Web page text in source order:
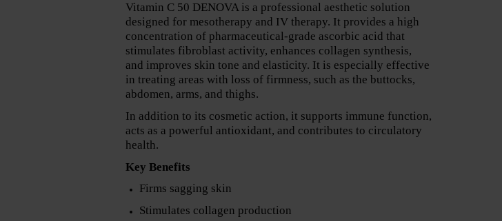
Vitamin C 50 DENOVA is a professional aesthetic solution
designed for mesotherapy and IV therapy. It provides a high
concentration of pharmaceutical-grade ascorbic acid that
stimulates fibroblast activity, enhances collagen synthesis,
and improves skin tone and elasticity. It is especially effective
in treating areas with loss of firmness, such as the buttocks,
abdomen, arms, and thighs.
In addition to its cosmetic action, it supports immune function,
acts as a powerful antioxidant, and contributes to circulatory
health.
Key Benefits
Firms sagging skin
Stimulates collagen production